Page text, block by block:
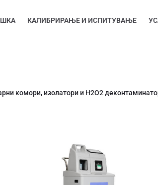
КАЛИБРИРАЊЕ И ИСПИТУВАЊЕ
комори, изолатори и H2O2